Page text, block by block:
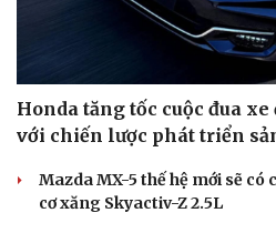
Honda tăng tốc cuộc đua
với chiến lược phát triển
Mazda MX-5 thế hệ mới sẽ có
cơ xăng Skyactiv-Z 2.5L